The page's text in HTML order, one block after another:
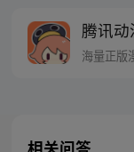
腾讯
海量正版
相关问答